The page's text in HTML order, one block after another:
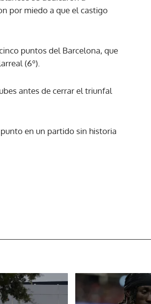
por miedo a que el castigo
puntos del Barcelona, que
(6º).
antes de cerrar el triunfal
en un partido sin historia